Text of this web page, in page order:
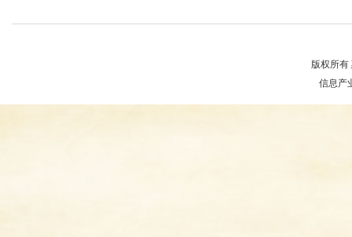
版权所有
信息产